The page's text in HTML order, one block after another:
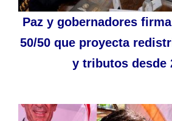
Paz y gobernadores
50/50 que proyecta
y tributos desde